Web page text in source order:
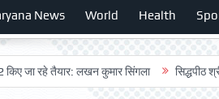
News World Health
तैयार: लखन कुमार सिंगला सिद्धपीठ श्री हनुमान